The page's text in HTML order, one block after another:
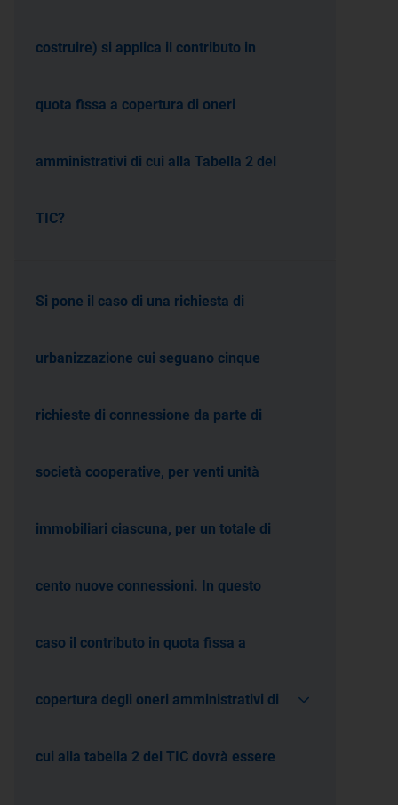
costruire) si applica il contributo in
quota fissa a copertura di oneri
amministrativi di cui alla Tabella 2 del
TIC?
Si pone il caso di una richiesta di
urbanizzazione cui seguano cinque
richieste di connessione da parte di
società cooperative, per venti unità
immobiliari ciascuna, per un totale di
cento nuove connessioni. In questo
caso il contributo in quota fissa a
copertura degli oneri amministrativi di
cui alla tabella 2 del TIC dovrà essere